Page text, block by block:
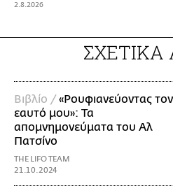
2.8.2026
ΣΧΕΤΙΚΑ
Βιβλίο /«Ρουφιανεύοντας τον
εαυτό μου»: Τα
απομνημονεύματα του Αλ
Πατσίνο
THE LIFO TEAM
21.10.2024